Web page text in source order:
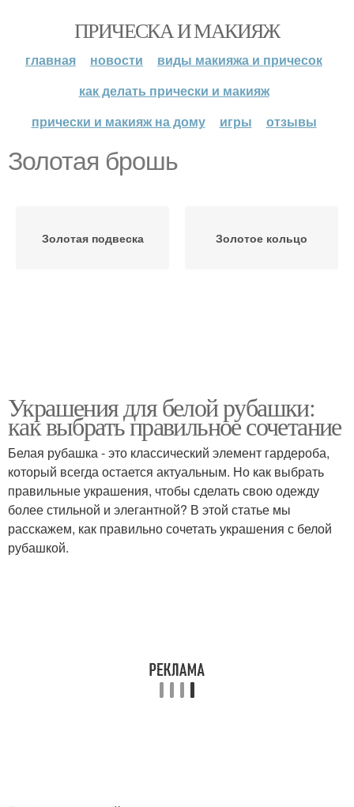
ПРИЧЕСКА И МАКИЯЖ
главная новости
виды макияжа и причесок
как делать прически и макияж
прически и макияж на дому
игры отзывы
Золотая брошь
Золотая подвеска Золотое кольцо
Украшения для белой рубашки:
как выбрать правильное сочетание
Белая рубашка - это классический элемент гардероба,
который всегда остается актуальным. Но как выбрать
правильные украшения, чтобы сделать свою одежду
более стильной и элегантной? В этой статье мы
расскажем, как правильно сочетать украшения с белой
рубашкой.